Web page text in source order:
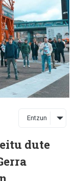
Entzun
dute